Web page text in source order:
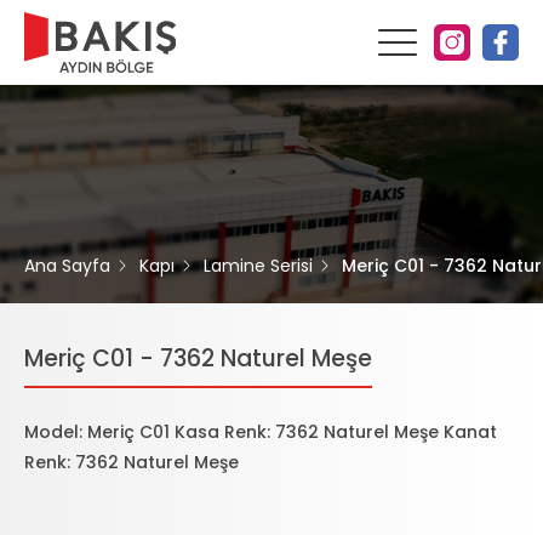
Ana Sayfa Kapı Lamine Serisi Meriç C01 - 7362
Meriç C01 - 7362 Naturel Meşe
Model: Meriç C01 Kasa Renk: 7362 Naturel Meşe Kanat
Renk: 7362 Naturel Meşe